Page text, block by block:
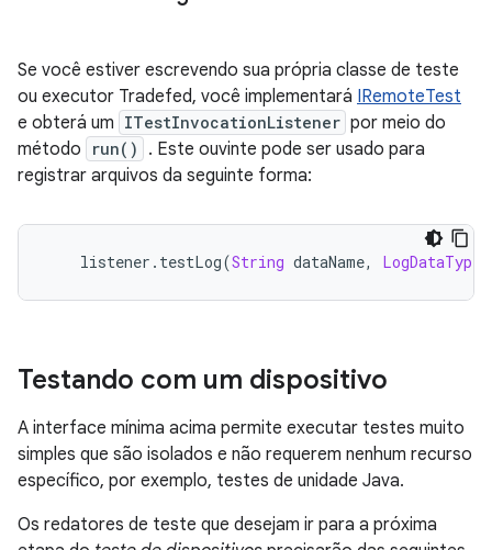
Se você estiver escrevendo sua própria classe de teste
ou executor Tradefed, você implementará IRemoteTest
e obterá um ITestInvocationListener por meio do
método
run()
. Este ouvinte pode ser usado para
registrar arquivos da seguinte forma:
listener . testLog(String dataName, LogDataType
Testando com um dispositivo
A interface mínima acima permite executar testes muito
simples que são isolados e não requerem nenhum recurso
específico, por exemplo, testes de unidade Java.
Os redatores de teste que desejam ir para a próxima